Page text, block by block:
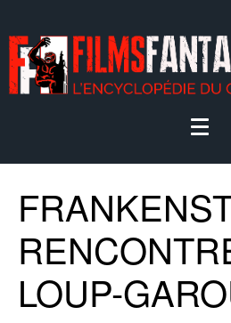
LOUP-